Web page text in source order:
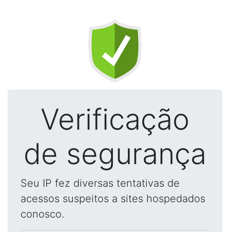
Verificação
de segurança
Seu IP fez diversas tentativas de
acessos suspeitos a sites hospedados
conosco.